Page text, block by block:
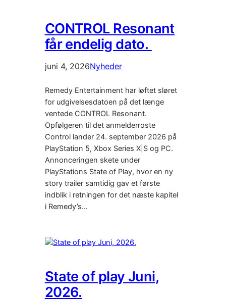
CONTROL Resonant
får endelig dato.
juni 4, 2026Nyheder
Remedy Entertainment har løftet sløret
for udgivelsesdatoen på det længe
ventede CONTROL Resonant.
Opfølgeren til det anmelderroste
Control lander 24. september 2026 på
PlayStation 5, Xbox Series X|S og PC.
Annonceringen skete under
PlayStations State of Play, hvor en ny
story trailer samtidig gav et første
indblik i retningen for det næste kapitel
i Remedy’s…
State of play Juni,
2026.